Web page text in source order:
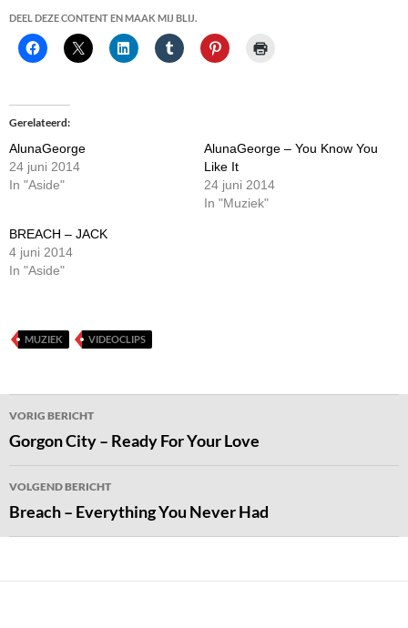
DEEL DEZE CONTENT EN MAAK MIJ BLIJ.
Gerelateerd
AlunaGeorge
24 juni 2014
In "Aside"
AlunaGeorge – You Know You
Like It
24 juni 2014
In "Muziek"
BREACH – JACK
4 juni 2014
In "Aside"
MUZIEK VIDEOCLIPS
Bericht
navigatie
VORIG BERICHT
Gorgon City – Ready For Your Love
VOLGEND BERICHT
Breach – Everything You Never Had